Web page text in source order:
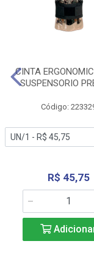
CINTA
SUSPENSORIO
Código:
R$ 45,75